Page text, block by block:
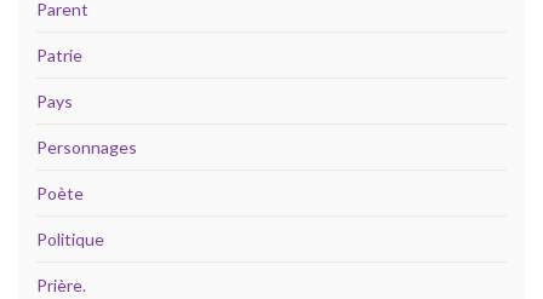
Parent
Patrie
Pays
Personnages
Poète
Politique
Prière.